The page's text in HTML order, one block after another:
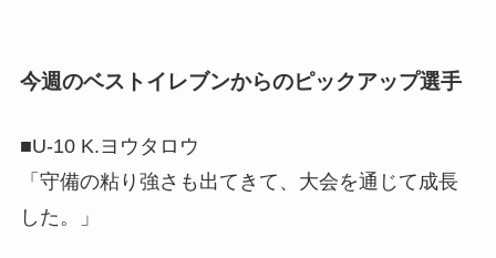
今週のベストイレブンからのピックアップ選手
■U-10 K.ヨウタロウ
「守備の粘り強さも出てきて、大会を通じて成長
した。」